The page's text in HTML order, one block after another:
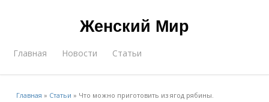
Женский Мир
Главная Новости Статьи
Главная » Статьи » Что можно приготовить из ягод рябины.